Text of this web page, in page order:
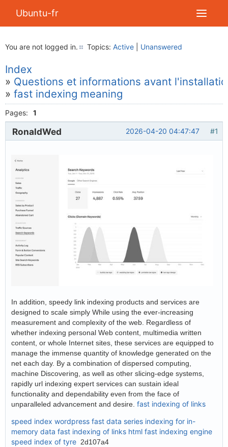
Ubuntu-fr
You are not logged in. Topics: Active Unanswered
Index
» Questions et informations avant
» fast indexing meaning
Pages: 1
#1
2026-04-20 04:47:47
RonaldWed
In addition, speedy link indexing products and services are
designed to scale simply While using the ever-increasing
measurement and complexity of the web. Regardless of
whether indexing personal Web content, multimedia written
content, or whole Internet sites, these services are equipped to
manage the immense quantity of knowledge generated on the
net each day. By a combination of dispersed computing,
machine Discovering, as well as other slicing-edge systems,
rapidly url indexing expert services can sustain ideal
functionality and dependability even from the face of
unparalleled advancement and desire. fast indexing of links
speed index wordpress fast data series indexing for in-
memory data fast indexing of links html fast indexing engine
speed index of tyre 2d107a4